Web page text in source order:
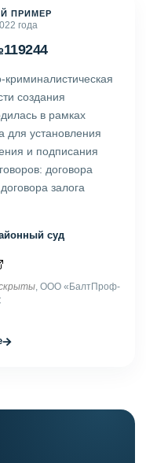
ПРИМЕР
года
создания
в рамках
для установления
и подписания
договора
залога
суд
, ООО «БалтПроф-
→